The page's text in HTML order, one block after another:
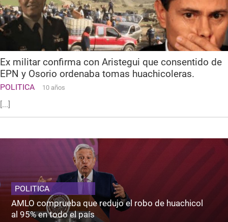
Ex militar confirma con Aristegui que consentido de
EPN y Osorio ordenaba tomas huachicoleras.
POLITICA 10 años
[...]
POLITICA
AMLO comprueba que redujo el robo de huachicol
al 95% en todo el país